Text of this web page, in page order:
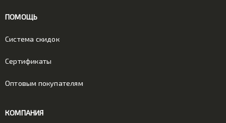
ПОМОЩЬ
Система скидок
Сертификаты
Оптовым покупателям
КОМПАНИЯ